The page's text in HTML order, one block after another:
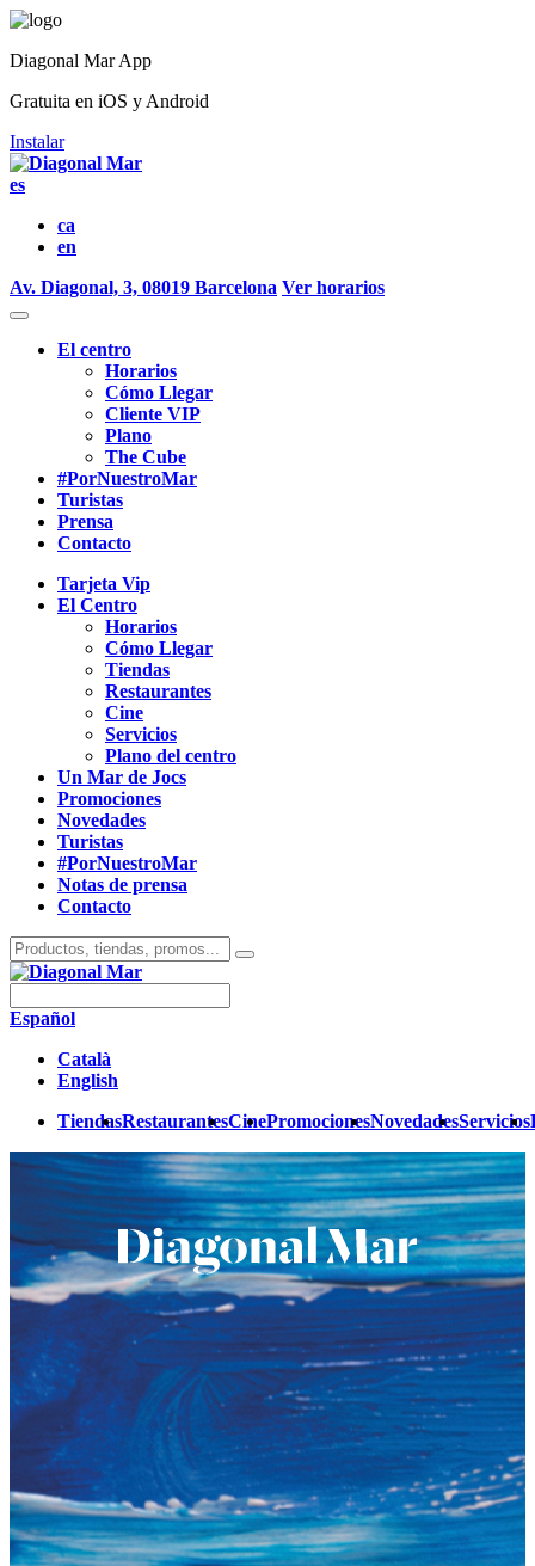
Diagonal Mar App
Gratuita en iOS y Android
Instalar
es
ca
en
Av. Diagonal, 3, 08019 Barcelona Ver horarios
El centro
Horarios
Cómo Llegar
Cliente VIP
Plano
The Cube
#PorNuestroMar
Turistas
Prensa
Contacto
Tarjeta Vip
El Centro
Horarios
Cómo Llegar
Tiendas
Restaurantes
Cine
Servicios
Plano del centro
Un Mar de Jocs
Promociones
Novedades
Turistas
#PorNuestroMar
Notas de prensa
Contacto
Español
Català
English
TiendasRestaurantesCinePromocionesNovedadesServicios